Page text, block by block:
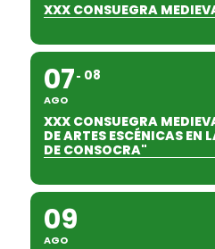
XXX CONSUEGRA
07
AGO
08
XXX CONSUEGRA
DE ARTES ESCÉNICAS EN
DE CONSOCRA"
09
AGO